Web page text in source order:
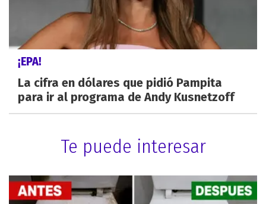
¡EPA!
La cifra en dólares que pidió Pampita
para ir al programa de Andy Kusnetzoff
Te puede interesar